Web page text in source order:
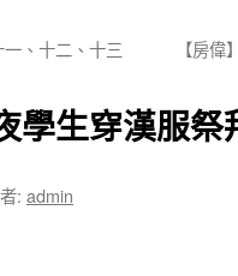
、十二、十三
【房
學生穿漢服
: admin